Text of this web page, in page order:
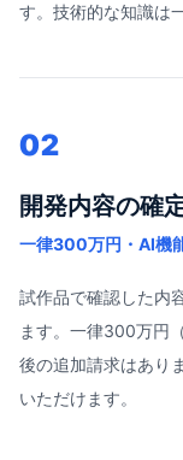
す。技術的な知識は
02
開発内容の確
一律300万円・AI機
試作品で確認した内
ます。一律300万円
後の追加請求はあり
いただけます。